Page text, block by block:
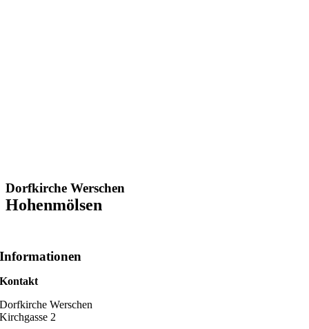
Dorfkirche Werschen
Hohenmölsen
Informationen
Kontakt
Dorfkirche Werschen
Kirchgasse 2